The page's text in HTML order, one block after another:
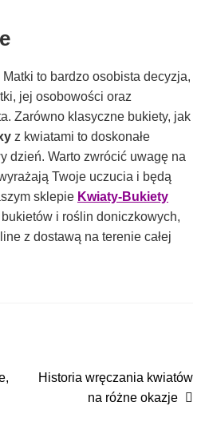
to bardzo osobista decyzja,
jej osobowości oraz
Zarówno klasyczne bukiety, jak
z kwiatami to doskonałe
dzień. Warto zwrócić uwagę na
Twoje uczucia i będą
sklepie Kwiaty-Bukiety
i roślin doniczkowych,
z dostawą na terenie całej
Następny
Historia wręczania kwiatów
na różne okazje